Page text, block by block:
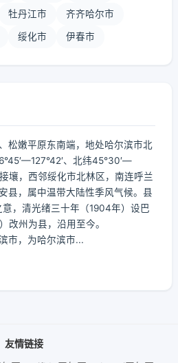
牡丹江市 齐齐哈尔市
绥化市 伊春市
松嫩平原东南端，地处哈尔滨市北
、北纬45°30′—
壤，西邻绥化市北林区，南连呼兰
县，属中温带大陆性季风气候。县
意，清光绪三十年（1904年）设巴
改州为县，沿用至今。
市，为哈尔滨市...
友情链接